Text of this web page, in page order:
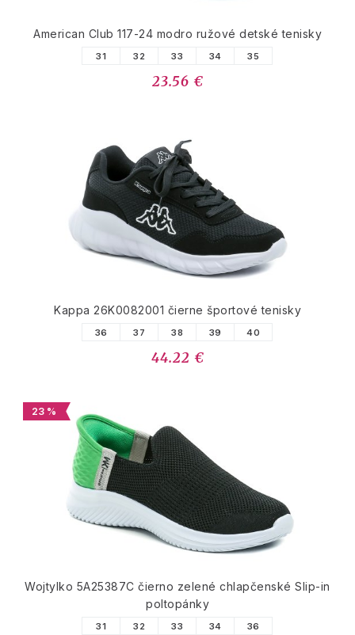
American Club 117-24 modro ružové detské tenisky
31 32 33 34 35
23.56 €
Kappa 26K0082001 čierne športové tenisky
36 37 38 39 40
44.22 €
23 %
Wojtylko 5A25387C čierno zelené chlapčenské Slip-in
poltopánky
31 32 33 34 36